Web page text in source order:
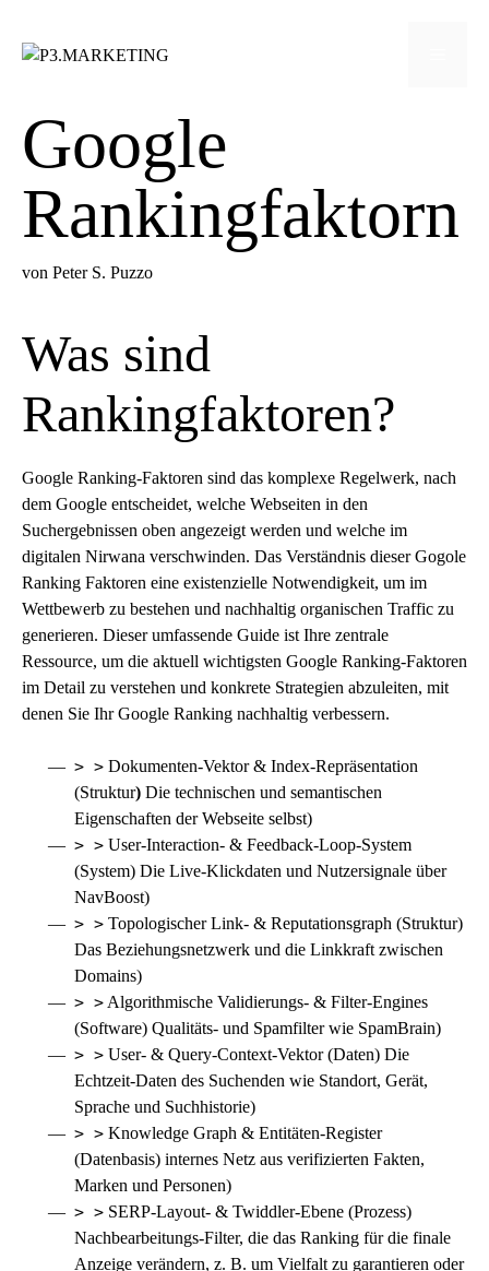
springen
Google
Rankingfaktorn
von Peter S. Puzzo
Was sind
Rankingfaktoren?
Google Ranking-Faktoren sind das komplexe Regelwerk, nach
dem Google entscheidet, welche Webseiten in den
Suchergebnissen oben angezeigt werden und welche im
digitalen Nirwana verschwinden. Das Verständnis dieser Gogole
Ranking Faktoren eine existenzielle Notwendigkeit, um im
Wettbewerb zu bestehen und nachhaltig organischen Traffic zu
generieren. Dieser umfassende Guide ist Ihre zentrale
Ressource, um die aktuell wichtigsten Google Ranking-Faktoren
im Detail zu verstehen und konkrete Strategien abzuleiten, mit
denen Sie Ihr Google Ranking nachhaltig verbessern.
> > Dokumenten-Vektor & Index-Repräsentation
(Struktur) Die technischen und semantischen
Eigenschaften der Webseite selbst)
> > User-Interaction- & Feedback-Loop-System
(System) Die Live-Klickdaten und Nutzersignale über
NavBoost)
> > Topologischer Link- & Reputationsgraph (Struktur)
Das Beziehungsnetzwerk und die Linkkraft zwischen
Domains)
> > Algorithmische Validierungs- & Filter-Engines
(Software) Qualitäts- und Spamfilter wie SpamBrain)
> > User- & Query-Context-Vektor (Daten) Die
Echtzeit-Daten des Suchenden wie Standort, Gerät,
Sprache und Suchhistorie)
> > Knowledge Graph & Entitäten-Register
(Datenbasis) internes Netz aus verifizierten Fakten,
Marken und Personen)
> > SERP-Layout- & Twiddler-Ebene (Prozess)
Nachbearbeitungs-Filter, die das Ranking für die finale
Anzeige verändern, z. B. um Vielfalt zu garantieren oder